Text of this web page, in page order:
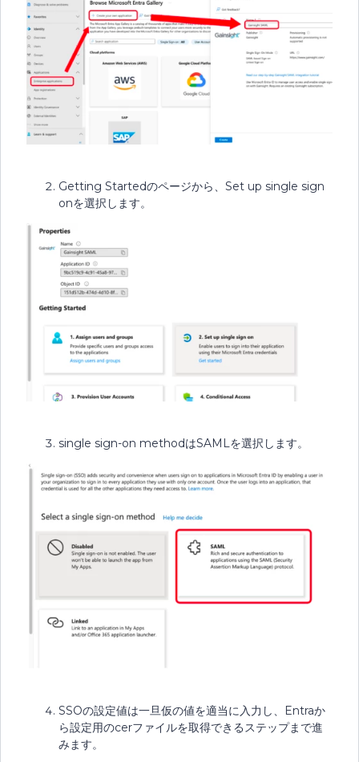
Getting Startedのページから、Set up single sign
onを選択します。
single sign-on methodはSAMLを選択します。
SSOの設定値は一旦仮の値を適当に入力し、Entraか
ら設定用のcerファイルを取得できるステップまで進
みます。